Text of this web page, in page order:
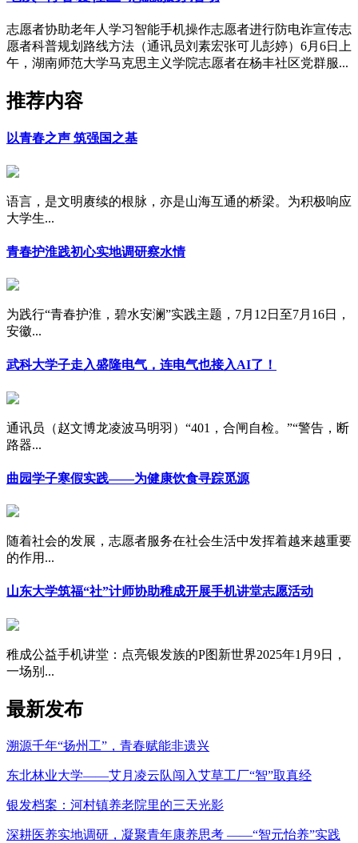
志愿者协助老年人学习智能手机操作志愿者进行防电诈宣传志
愿者科普规划路线方法（通讯员刘素宏张可儿彭婷）6月6日上
午，湖南师范大学马克思主义学院志愿者在杨丰社区党群服...
推荐内容
以青春之声 筑强国之基
语言，是文明赓续的根脉，亦是山海互通的桥梁。为积极响应
大学生...
青春护淮践初心实地调研察水情
为践行“青春护淮，碧水安澜”实践主题，7月12日至7月16日，
安徽...
武科大学子走入盛隆电气，连电气也接入AI了！
通讯员（赵文博龙凌波马明羽）“401，合闸自检。”“警告，断
路器...
曲园学子寒假实践——为健康饮食寻踪觅源
随着社会的发展，志愿者服务在社会生活中发挥着越来越重要
的作用...
山东大学筑福“社”计师协助稚成开展手机讲堂志愿活动
稚成公益手机讲堂：点亮银发族的P图新世界2025年1月9日，
一场别...
最新发布
溯源千年“扬州工”，青春赋能非遗兴
东北林业大学——艾月凌云队闯入艾草工厂“智”取真经
银发档案：河村镇养老院里的三天光影
深耕医养实地调研，凝聚青年康养思考 ——“智元怡养”实践